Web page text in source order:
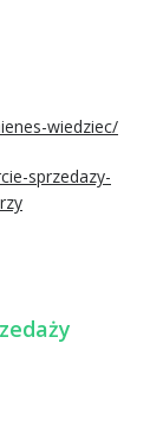
wiedziec/
sprzedazy-